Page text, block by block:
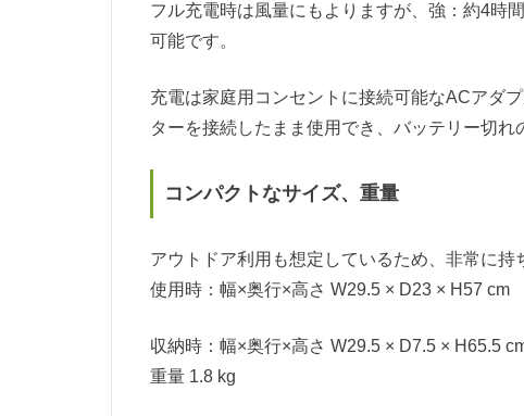
フル充電時は風量にもよりますが、強：約4時
可能です。
充電は家庭用コンセントに接続可能なACアダ
ターを接続したまま使用でき、バッテリー切れ
コンパクトなサイズ、重量
アウトドア利用も想定しているため、非常に持
使用時：幅×奥行×高さ W29.5 × D23 × H57 cm
収納時：幅×奥行×高さ W29.5 × D7.5 × H65.5
重量 1.8 kg